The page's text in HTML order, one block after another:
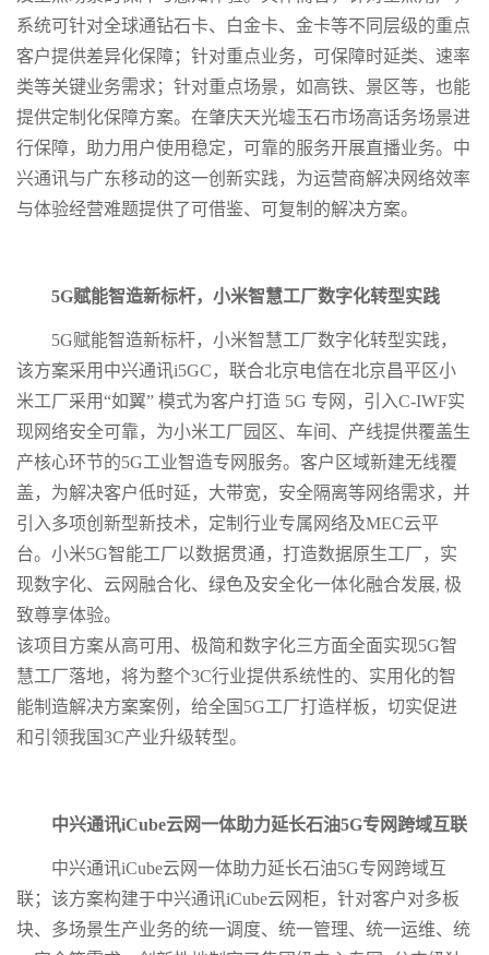
系统可针对全球通钻石卡、白金卡、金卡等不同层级的重点
客户提供差异化保障；针对重点业务，可保障时延类、速率
类等关键业务需求；针对重点场景，如高铁、景区等，也能
提供定制化保障方案。在肇庆天光墟玉石市场高话务场景进
行保障，助力用户使用稳定，可靠的服务开展直播业务。中
兴通讯与广东移动的这一创新实践，为运营商解决网络效率
与体验经营难题提供了可借鉴、可复制的解决方案。
5G赋能智造新标杆，小米智慧工厂数字化转型实践
5G赋能智造新标杆，小米智慧工厂数字化转型实践，
该方案采用中兴通讯i5GC，联合北京电信在北京昌平区小
米工厂采用“如翼” 模式为客户打造 5G 专网，引入C-IWF实
现网络安全可靠，为小米工厂园区、车间、产线提供覆盖生
产核心环节的5G工业智造专网服务。客户区域新建无线覆
盖，为解决客户低时延，大带宽，安全隔离等网络需求，并
引入多项创新型新技术，定制行业专属网络及MEC云平
台。小米5G智能工厂以数据贯通，打造数据原生工厂，实
现数字化、云网融合化、绿色及安全化一体化融合发展, 极
致尊享体验。
该项目方案从高可用、极简和数字化三方面全面实现5G智
慧工厂落地，将为整个3C行业提供系统性的、实用化的智
能制造解决方案案例，给全国5G工厂打造样板，切实促进
和引领我国3C产业升级转型。
中兴通讯iCube云网一体助力延长石油5G专网跨域互联
中兴通讯iCube云网一体助力延长石油5G专网跨域互
联；该方案构建于中兴通讯iCube云网柜，针对客户对多板
块、多场景生产业务的统一调度、统一管理、统一运维、统